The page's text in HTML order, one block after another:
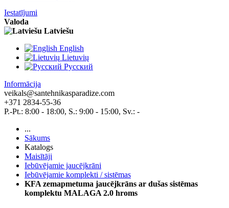
Iestatījumi
Valoda
Latviešu
English
Lietuvių
Pусский
Informācija
veikals@santehnikasparadize.com
+371 2834-55-36
P.-Pt.: 8:00 - 18:00, S.: 9:00 - 15:00, Sv.: -
...
Sākums
Katalogs
Maisītāji
Iebūvējamie jaucējkrāni
Iebūvējamie komplekti / sistēmas
KFA zemapmetuma jaucējkrāns ar dušas sistēmas
komplektu MALAGA 2.0 hroms